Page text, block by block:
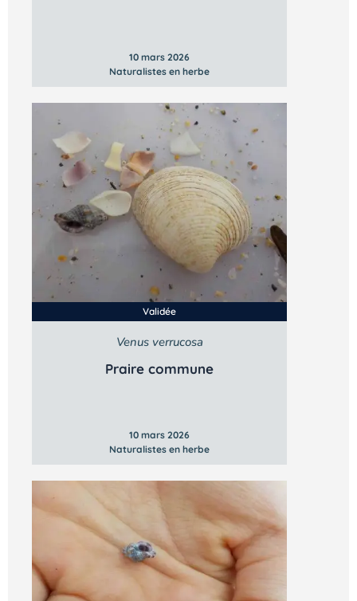
10 mars 2026
Naturalistes en herbe
Validée
Venus verrucosa
Praire commune
10 mars 2026
Naturalistes en herbe